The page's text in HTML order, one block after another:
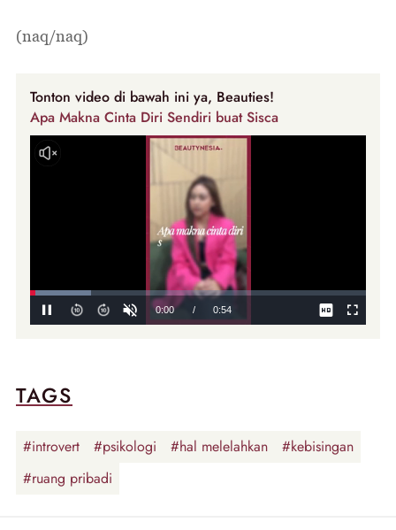
(naq/naq)
Tonton video di bawah ini ya, Beauties!
Apa Makna Cinta Diri Sendiri buat Sisca
TAGS
#introvert #psikologi #hal melelahkan
#kebisingan
#ruang pribadi